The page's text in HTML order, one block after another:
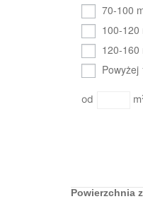
70-100
100-120
120-160
Powyżej
Powierzchnia